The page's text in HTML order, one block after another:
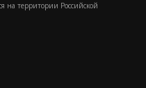
на территории Российской